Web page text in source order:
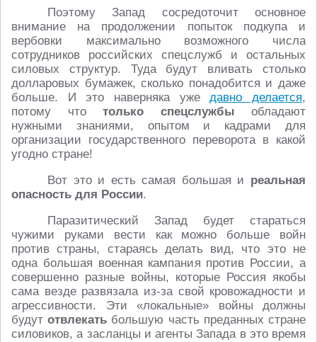
Поэтому Запад сосредоточит основное
внимание на продолжении попыток подкупа и
вербовки максимально возможного числа
сотрудников российских спецслужб и остальных
силовых структур. Туда будут вливать столько
долларовых бумажек, сколько понадобится и даже
больше. И это наверняка ужедавно делается,
потому что только спецслужбы обладают
нужными знаниями, опытом и кадрами для
организации государственного переворота в какой
угодно стране!
Вот это и есть самая большая и реальная
опасность для России.
Паразитический Запад будет стараться
чужими руками вести как можно больше войн
против страны, стараясь делать вид, что это не
одна большая военная кампания против России, а
совершенно разные войны, которые Россия якобы
сама везде развязала из-за свой кровожадности и
агрессивности. Эти «локальные» войны должны
будутотвлекать большую часть преданных стране
силовиков, а засланцы и агенты Запада в это время